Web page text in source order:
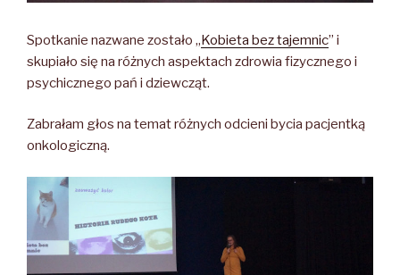
Spotkanie nazwane zostało „Kobieta bez tajemnic” i
skupiało się na różnych aspektach zdrowia fizycznego i
psychicznego pań i dziewcząt.
Zabrałam głos na temat różnych odcieni bycia pacjentką
onkologiczną.